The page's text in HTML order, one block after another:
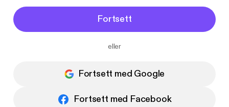
Jeg ønsker å motta e-poster med
Fortsett
eller
Fortsett med Google
Fortsett med Facebook